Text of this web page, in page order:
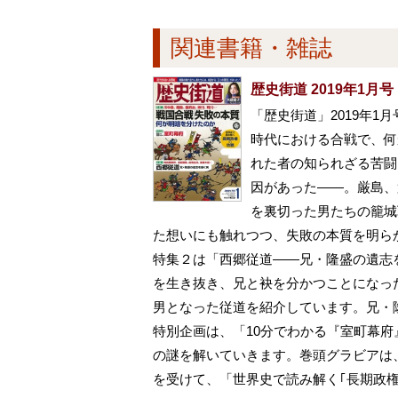
関連書籍・雑誌
歴史街道 2019年1月号
「歴史街道」2019年1
時代における合戦で、
れた者の知られざる苦
因があった――。厳島、
を裏切った男たちの籠
た想いにも触れつつ、失敗の本質を明ら
特集２は「西郷従道――兄・隆盛の遺志
を生き抜き、兄と袂を分かつことにな
男となった従道を紹介しています。兄
特別企画は、「10分でわかる『室町幕
の謎を解いていきます。巻頭グラビア
を受けて、「世界史で読み解く｢長期政